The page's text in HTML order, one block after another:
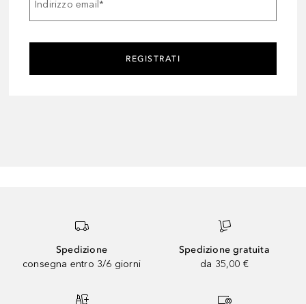
Indirizzo email*
REGISTRATI
Spedizione
consegna entro 3/6 giorni
Spedizione gratuita
da 35,00 €